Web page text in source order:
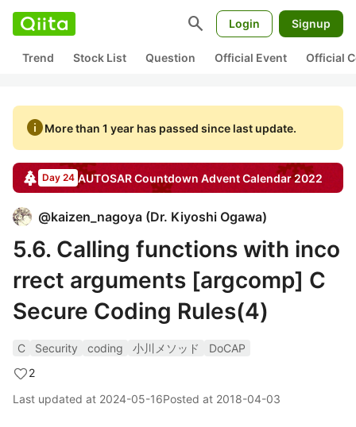
search Login Signup
Trend Stock List Question Official Event Official
infoMore than 1 year has passed since last update.
Day 24 AUTOSAR Countdown Advent Calendar 2022
@kaizen_nagoya (Dr. Kiyoshi Ogawa)
5.6. Calling functions with inco
rrect arguments [argcomp] C
Secure Coding Rules(4)
C Security coding 小川メソッド
DoCAP
2
Last updated at 2024-05-16Posted at 2018-04-03